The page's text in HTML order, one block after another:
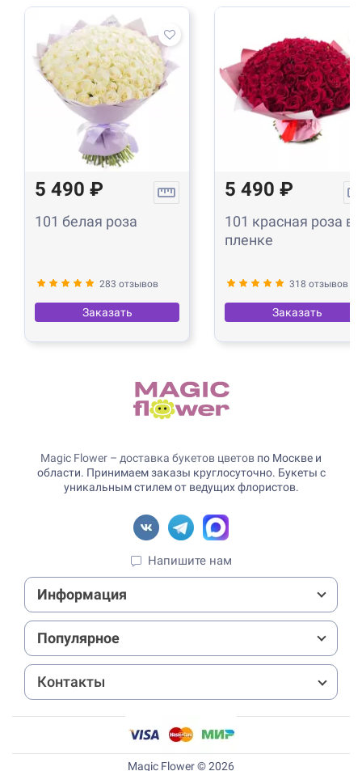
5 490 ₽
101 белая роза
283 отзывов
Заказать
5 490 ₽
101 красная роза в
пленке
318 отзывов
Заказать
Magic Flower – доставка букетов цветов по Москве и
области. Принимаем заказы круглосуточно. Букеты с
уникальным стилем от ведущих флористов.
Напишите нам
Информация
Популярное
Контакты
Magic Flower © 2026